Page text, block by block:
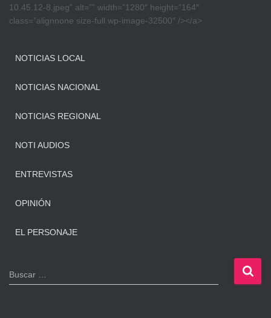
10.45.12-8.jpeg” alt=”” width=”1280″ height=”164″
class=”alignnone size-full wp-image-32500″ /></a>
NOTICIAS LOCAL
NOTICIAS NACIONAL
NOTICIAS REGIONAL
NOTI AUDIOS
ENTREVISTAS
OPINIÓN
EL PERSONAJE
B
u
Buscar …